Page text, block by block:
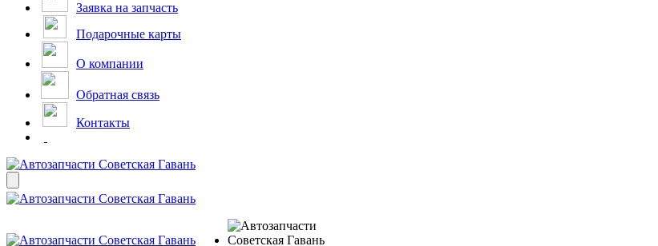
Заявка на запчасть
Подарочные карты
О компании
Обратная связь
Контакты